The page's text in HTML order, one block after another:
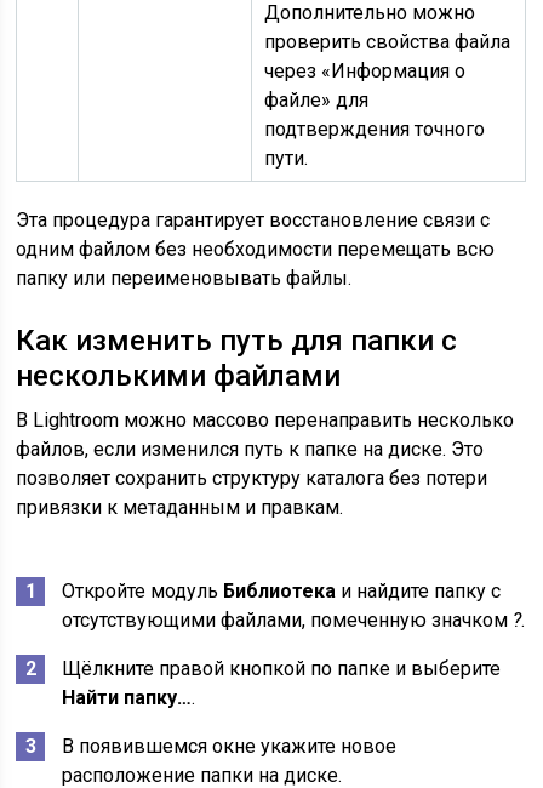
Дополнительно можно
проверить свойства файла
через «Информация о
файле» для
подтверждения точного
пути.
Эта процедура гарантирует восстановление связи с
одним файлом без необходимости перемещать всю
папку или переименовывать файлы.
Как изменить путь для папки с
несколькими файлами
В Lightroom можно массово перенаправить несколько
файлов, если изменился путь к папке на диске. Это
позволяет сохранить структуру каталога без потери
привязки к метаданным и правкам.
Откройте модуль Библиотека и найдите папку с
отсутствующими файлами, помеченную значком ?.
Щёлкните правой кнопкой по папке и выберите
Найти папку….
В появившемся окне укажите новое
расположение папки на диске.